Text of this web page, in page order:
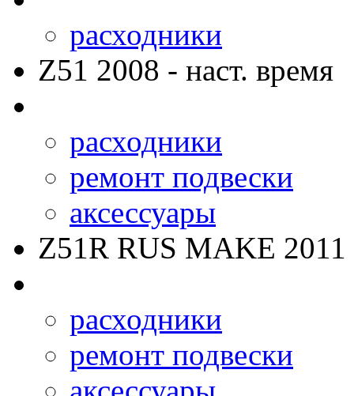
расходники
Z51 2008 - наст. время
расходники
ремонт подвески
аксессуары
Z51R RUS MAKE 2011
расходники
ремонт подвески